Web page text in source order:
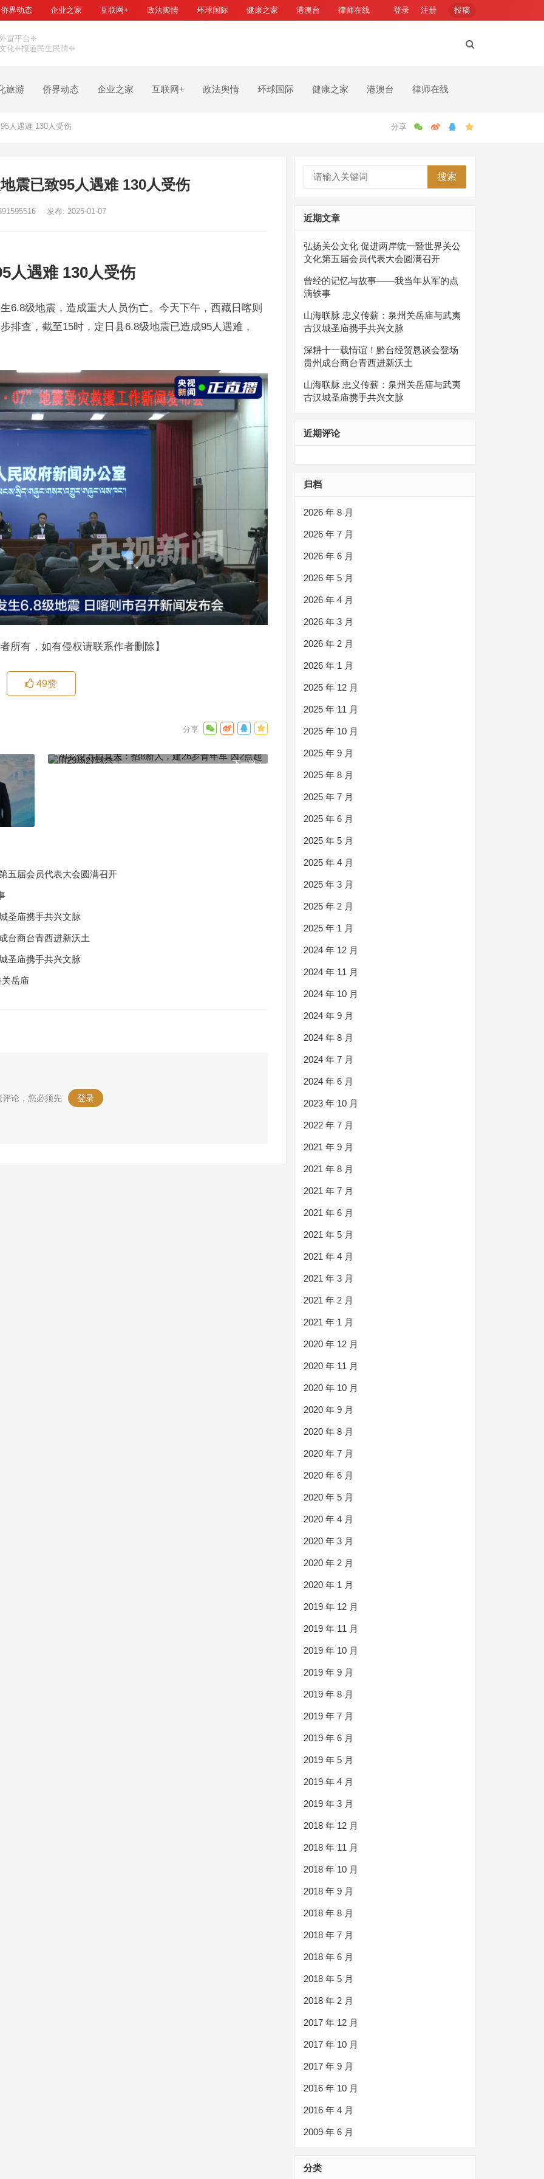
侨界动态 企业之家 互联网+ 政法舆情 环球国际 健康之家 港澳台 律师在线 登录 注册 投稿
宣平台❈
化❈报道民生民情❈
旅游 侨界动态 企业之家 互联网+ 政法舆情 环球国际 健康之家 港澳台 律师在线
人遇难 130人受伤
震已致95人遇难 130人受伤
发布: 2025-01-07
人遇难 130人受伤
6.8级地震，造成重大人员伤亡。今天下午，西藏日喀则
排查，截至15时，定日县6.8级地震已造成95人遇难，
所有，如有侵权请联系作者删除】
49赞
下一篇
27球杀手
五届会员代表大会圆满召开
圣庙携手共兴文脉
台商台青西进新沃土
圣庙携手共兴文脉
岳庙
评论，您必须先 登录 。
搜索
近期文章
弘扬关公文化 促进两岸统一暨世界关公
文化第五届会员代表大会圆满召开
曾经的记忆与故事——我当年从军的点
滴轶事
山海联脉 忠义传薪：泉州关岳庙与武夷
古汉城圣庙携手共兴文脉
深耕十一载情谊！黔台经贸恳谈会登场
贵州成台商台青西进新沃土
山海联脉 忠义传薪：泉州关岳庙与武夷
古汉城圣庙携手共兴文脉
近期评论
归档
2026 年 8 月
2026 年 7 月
2026 年 6 月
2026 年 5 月
2026 年 4 月
2026 年 3 月
2026 年 2 月
2026 年 1 月
2025 年 12 月
2025 年 11 月
2025 年 10 月
2025 年 9 月
2025 年 8 月
2025 年 7 月
2025 年 6 月
2025 年 5 月
2025 年 4 月
2025 年 3 月
2025 年 2 月
2025 年 1 月
2024 年 12 月
2024 年 11 月
2024 年 10 月
2024 年 9 月
2024 年 8 月
2024 年 7 月
2024 年 6 月
2023 年 10 月
2022 年 7 月
2021 年 9 月
2021 年 8 月
2021 年 7 月
2021 年 6 月
2021 年 5 月
2021 年 4 月
2021 年 3 月
2021 年 2 月
2021 年 1 月
2020 年 12 月
2020 年 11 月
2020 年 10 月
2020 年 9 月
2020 年 8 月
2020 年 7 月
2020 年 6 月
2020 年 5 月
2020 年 4 月
2020 年 3 月
2020 年 2 月
2020 年 1 月
2019 年 12 月
2019 年 11 月
2019 年 10 月
2019 年 9 月
2019 年 8 月
2019 年 7 月
2019 年 6 月
2019 年 5 月
2019 年 4 月
2019 年 3 月
2018 年 12 月
2018 年 11 月
2018 年 10 月
2018 年 9 月
2018 年 8 月
2018 年 7 月
2018 年 6 月
2018 年 5 月
2018 年 2 月
2017 年 12 月
2017 年 10 月
2017 年 9 月
2016 年 10 月
2016 年 4 月
2009 年 6 月
分类